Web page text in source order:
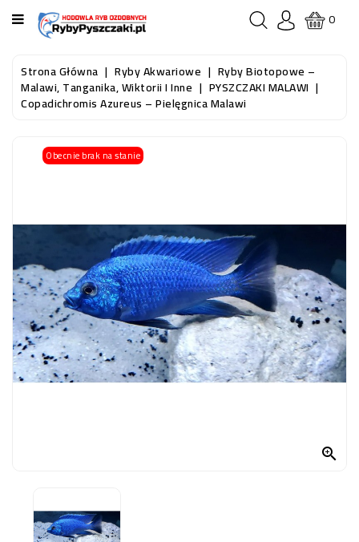
KATEGORIA
STRONA
GŁÓWNA
AKWARIOWE
OCZKA
STAWU
AKWARYSTYKA
(SPRZĘT)
OCZKO
WODNE
0
Strona Główna Ryby Akwariowe Ryby Biotopowe –
Malawi, Tanganika, Wiktorii I Inne PYSZCZAKI MALAWI
Copadichromis Azureus – Pielęgnica Malawi
Obecnie brak na stanie
